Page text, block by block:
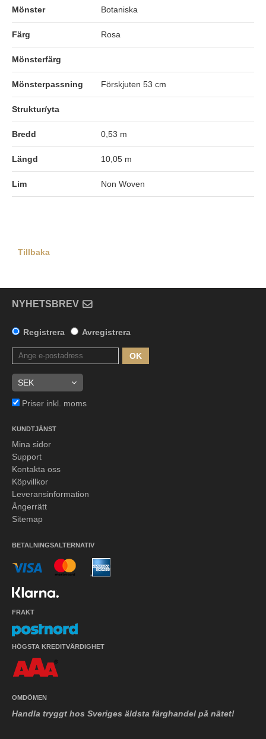
Mönster Botaniska
Färg Rosa
Mönsterfärg
Mönsterpassning Förskjuten 53 cm
Struktur/yta
Bredd 0,53 m
Längd 10,05 m
Lim Non Woven
Tillbaka
NYHETSBREV
Registrera Avregistrera
OK
Priser inkl. moms
KUNDTJÄNST
Mina sidor
Support
Kontakta oss
Köpvillkor
Leveransinformation
Ångerrätt
Sitemap
BETALNINGSALTERNATIV
FRAKT
HÖGSTA KREDITVÄRDIGHET
OMDÖMEN
Handla tryggt hos Sveriges äldsta färghandel på nätet!